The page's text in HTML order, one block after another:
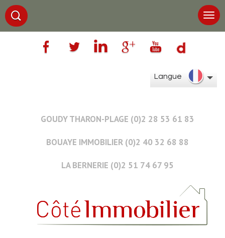
Langue
GOUDY THARON-PLAGE (0)2 28 53 61 83
BOUAYE IMMOBILIER (0)2 40 32 68 88
LA BERNERIE (0)2 51 74 67 95